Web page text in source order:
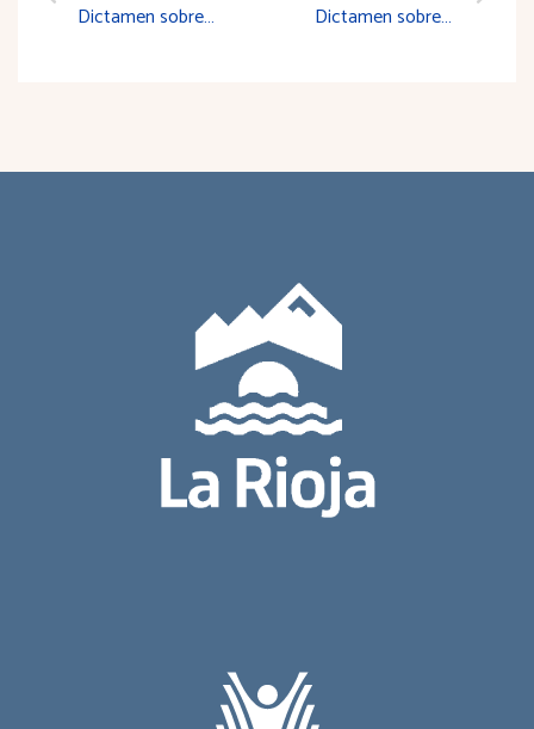
Dictamen sobre el Proyecto de Decreto por el que se crea el Foro de la Inserción Sociolaboral de La Rioja Dictamen sobre el Anteproyecto de Ley de Medidas Fiscales y Administrativas para el año 2007